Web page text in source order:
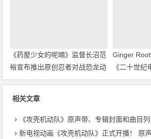
《药屋少女的呢喃》监督长沼范
裕宣布推出原创忍者对战恐龙动
画！
Ginger
《二十世
曲
相关文章
《攻壳机动队》原声带、专辑封面和曲目列
新电视动画《攻壳机动队》正式开播！ 原